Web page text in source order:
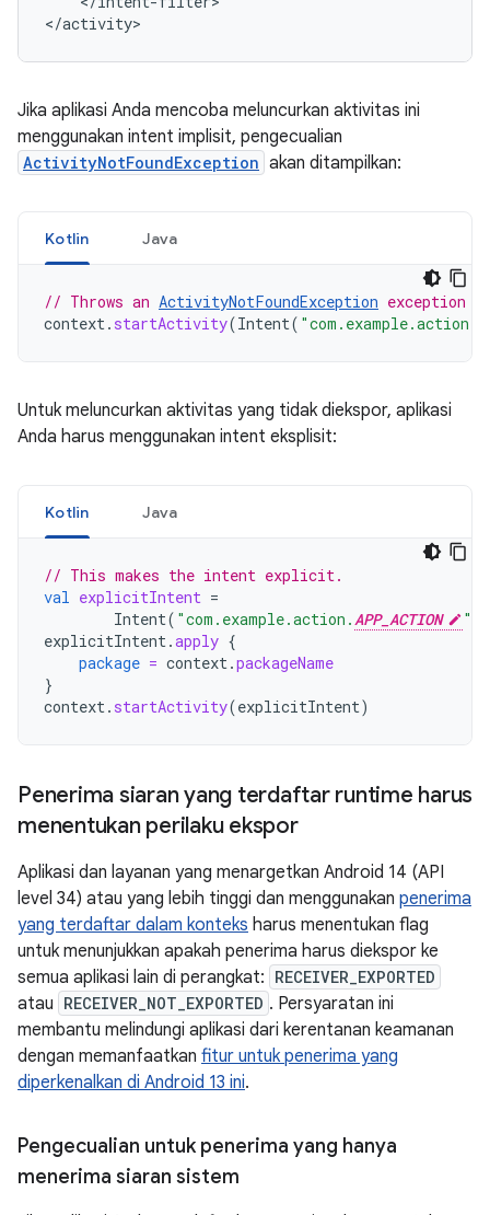
Jika aplikasi Anda mencoba meluncurkan aktivitas ini
menggunakan intent implisit, pengecualian
ActivityNotFoundException akan ditampilkan:
Kotlin Java
// Throws an ActivityNotFoundException exception
context. startActivity(Intent( "com.example.action.
Untuk meluncurkan aktivitas yang tidak diekspor, aplikasi
Anda harus menggunakan intent eksplisit:
Kotlin Java
// This makes the intent explicit.
val explicitIntent =
Intent( "com.example.action.APP_ACTION "
explicitIntent.apply {
package = context.packageName
}
context. startActivity(explicitIntent)
Penerima siaran yang terdaftar runtime harus
menentukan perilaku ekspor
Aplikasi dan layanan yang menargetkan Android 14 (API
level 34) atau yang lebih tinggi dan menggunakan penerima
yang terdaftar dalam konteks harus menentukan flag
untuk menunjukkan apakah penerima harus diekspor ke
semua aplikasi lain di perangkat: RECEIVER_EXPORTED
atau RECEIVER_NOT_EXPORTED . Persyaratan ini
membantu melindungi aplikasi dari kerentanan keamanan
dengan memanfaatkan fitur untuk penerima yang
diperkenalkan di Android 13 ini.
Pengecualian untuk penerima yang hanya
menerima siaran sistem